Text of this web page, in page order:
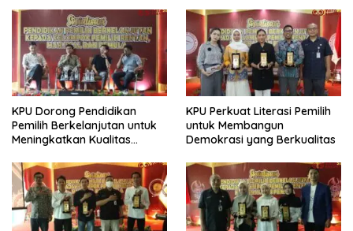
KPU Dorong Pendidikan
Pemilih Berkelanjutan untuk
Meningkatkan Kualitas
KPU Perkuat Literasi Pemilih
untuk Membangun
Demokrasi yang Berkualitas